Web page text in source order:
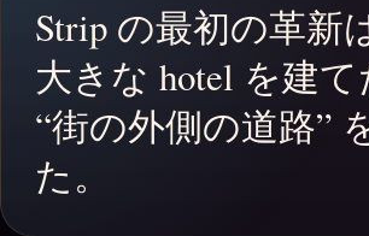
Strip の最初の革新
大きな hotel を建て
“街の外側の道路”
た。